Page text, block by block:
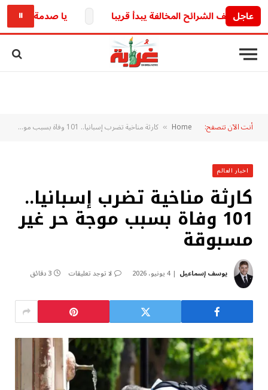
عاجل
الشرائح المخالفة يبدأ قريبا يا صدمة البداية..
⏸
أنت الآن تتصفح: Home
» كارثة مناخية تضرب إسبانيا.. 101 وفاة بسبب موجة حر غير مسبوقة
اخبار العالم
كارثة مناخية تضرب إسبانيا..
101 وفاة بسبب موجة حر غير
مسبوقة
يوسف إسماعيل 4 يونيو، 2026 لا توجد تعليقات 3 دقائق